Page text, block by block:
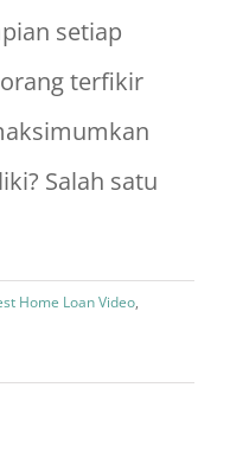
setiap
terfikir
Salah satu
Home Loan Video,